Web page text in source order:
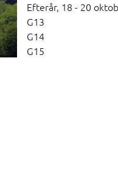
Efterår, 18 - 20
G13
G14
G15